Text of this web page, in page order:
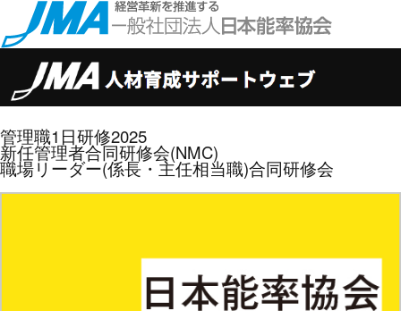
管理職1日研修2025
新任管理者合同研修会(NMC)
職場リーダー(係長・主任相当職)合同研修会